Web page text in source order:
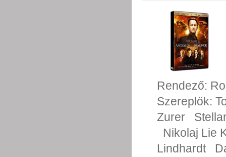
Rendező:
Szereplők:
Zurer
Nikolaj Lie
Lindhardt